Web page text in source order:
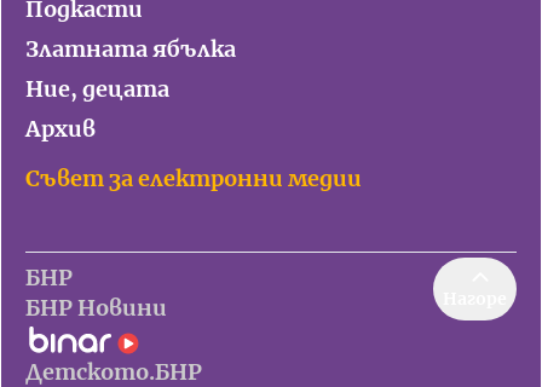
Подкасти
Златната ябълка
Ние, децата
Архив
Съвет за електронни медии
БНР
БНР Новини
Детското.БНР